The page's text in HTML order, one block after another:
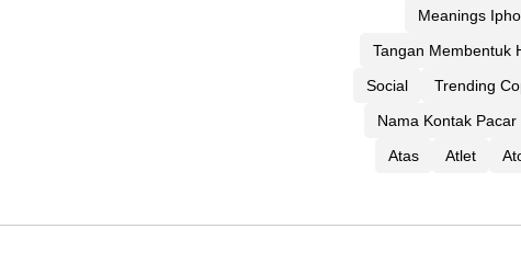
Meanings
Tangan Membentuk
Social
Trending
Nama Kontak Pacar
Atas
Atlet